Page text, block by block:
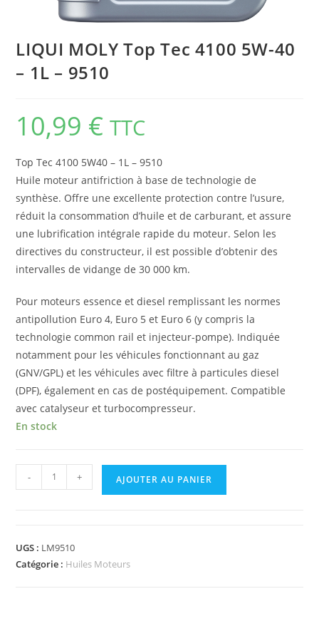
LIQUI MOLY Top Tec 4100 5W-40
– 1L – 9510
10,99 € TTC
Top Tec 4100 5W40 – 1L – 9510
Huile moteur antifriction à base de technologie de
synthèse. Offre une excellente protection contre l’usure,
réduit la consommation d’huile et de carburant, et assure
une lubrification intégrale rapide du moteur. Selon les
directives du constructeur, il est possible d’obtenir des
intervalles de vidange de 30 000 km.
Pour moteurs essence et diesel remplissant les normes
antipollution Euro 4, Euro 5 et Euro 6 (y compris la
technologie common rail et injecteur-pompe). Indiquée
notamment pour les véhicules fonctionnant au gaz
(GNV/GPL) et les véhicules avec filtre à particules diesel
(DPF), également en cas de postéquipement. Compatible
avec catalyseur et turbocompresseur.
En stock
- + AJOUTER AU PANIER
UGS : LM9510
Catégorie : Huiles Moteurs